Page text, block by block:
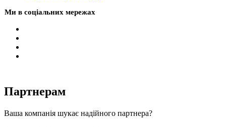
Ми в соціальних мережах
Партнерам
Ваша компанія шукає надійного партнера?